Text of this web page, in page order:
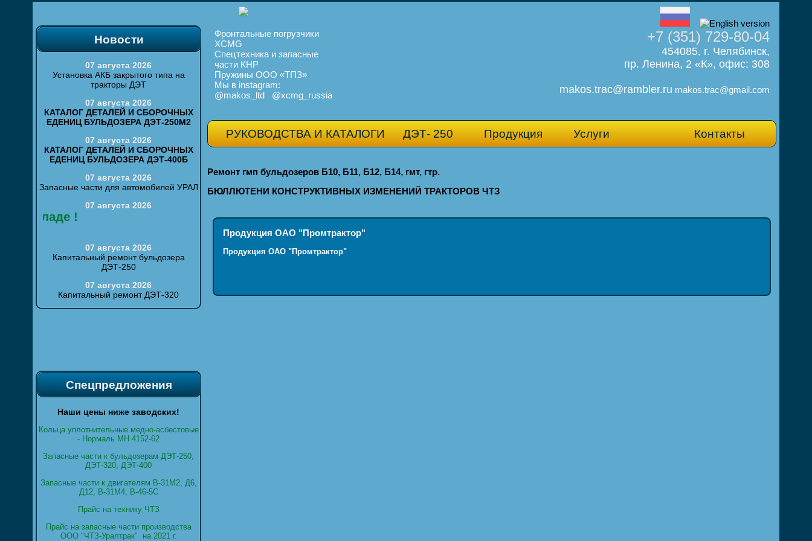
Новости
07 августа 2026
Установка АКБ закрытого типа на
тракторы ДЭТ
07 августа 2026
КАТАЛОГ ДЕТАЛЕЙ И СБОРОЧНЫХ
ЕДЕНИЦ БУЛЬДОЗЕРА ДЭТ-250М2
07 августа 2026
КАТАЛОГ ДЕТАЛЕЙ И СБОРОЧНЫХ
ЕДЕНИЦ БУЛЬДОЗЕРА ДЭТ-400Б
07 августа 2026
Запасные части для автомобилей УРАЛ
07 августа 2026
складе !
07 августа 2026
Капитальный ремонт бульдозера
ДЭТ-250
07 августа 2026
Капитальный ремонт ДЭТ-320
Спецпредложения
Наши цены ниже заводских!
Кольца уплотнительные медно-асбестовые
- Нормаль МН 4152-62
Запасные части к бульдозерам ДЭТ-250,
ДЭТ-320, ДЭТ-400
Запасные части к двигателям В-31М2, Д6,
Д12, В-31М4, В-46-5С
Прайс на технику ЧТЗ
Прайс на запасные части производства
ООО "ЧТЗ-Уралтрак" на 2021 г.
Фронтальные погрузчики
XCMG
Спецтехника и запасные
части КНР
Пружины ООО «ТПЗ»
Мы в instagram:
@makos_ltd
@xcmg_russia
+7 (351) 729-80-04
454085, г. Челябинск,
пр. Ленина, 2 «К», офис: 308
makos.trac@rambler.ru makos.trac@gmail.com
РУКОВОДСТВА И КАТАЛОГИ ДЭТ- 250 Продукция Услуги Контакты
Ремонт гмп бульдозеров Б10, Б11, Б12, Б14, гмт, гтр.
БЮЛЛЮТЕНИ КОНСТРУКТИВНЫХ ИЗМЕНЕНИЙ ТРАКТОРОВ ЧТЗ
Продукция ОАО "Промтрактор"
Продукция ОАО "Промтрактор"